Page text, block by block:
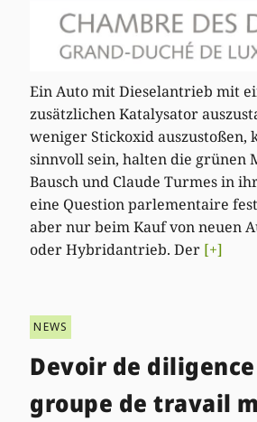
Ein Auto mit Dieselantrieb mit
zusätzlichen Katalysator
weniger Stickoxid auszustoßen,
sinnvoll sein, halten die grünen
Bausch und Claude Turmes in
eine Question parlementaire
aber nur beim Kauf von neuen
oder Hybridantrieb. Der [+]
NEWS
Devoir de
groupe de travail